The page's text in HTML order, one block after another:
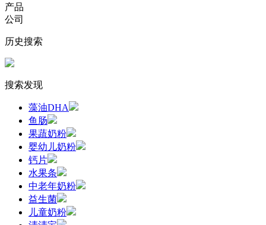
产品
公司
历史搜索
搜索发现
藻油DHA
鱼肠
果蔬奶粉
婴幼儿奶粉
钙片
水果条
中老年奶粉
益生菌
儿童奶粉